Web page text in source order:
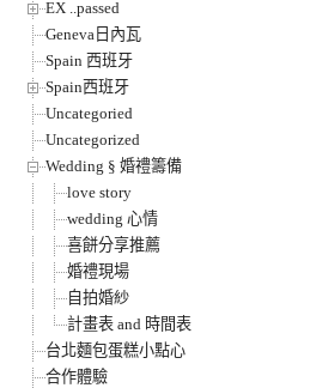
EX ..passed
Geneva日內瓦
Spain 西班牙
Spain西班牙
Uncategoried
Uncategorized
Wedding § 婚禮籌備
love story
wedding 心情
喜餅分享推薦
婚禮現場
自拍婚紗
計畫表 and 時間表
台北麵包蛋糕小點心
合作體驗